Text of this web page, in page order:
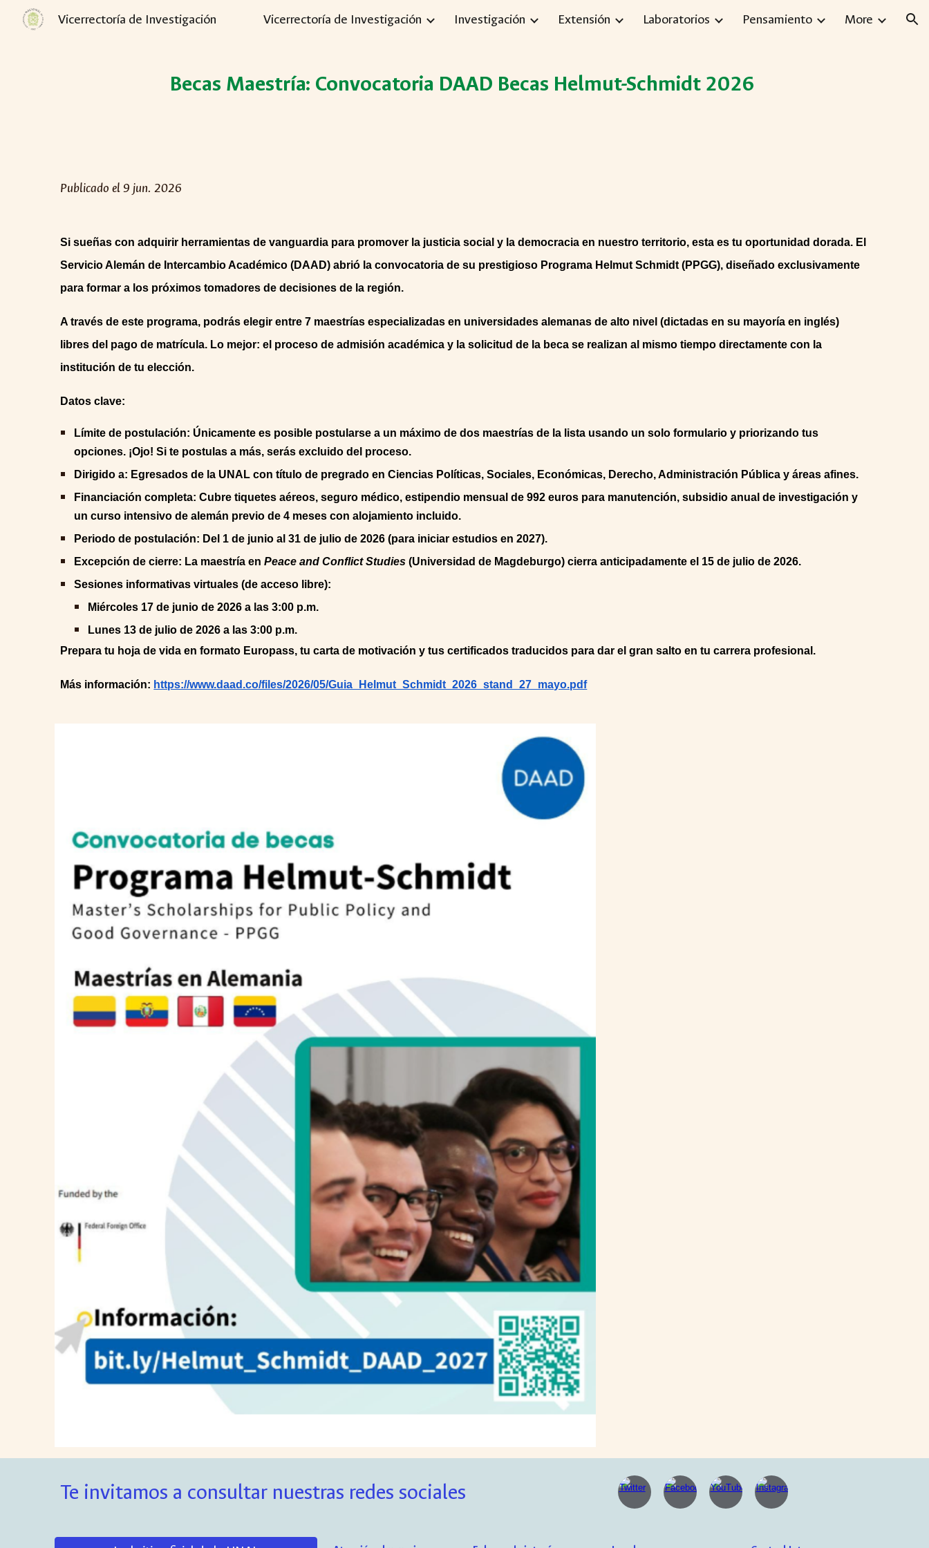
Skip to main content Skip to navigation
Vicerrectoría de Investigación Vicerrectoría de Investigación Investigación Extensión Laboratorios Pensamiento More
Becas Maestría: Convocatoria DAAD Becas Helmut-Schmidt 2026
Publicado el9 jun. 2026
Si sueñas con adquirir herramientas de vanguardia para promover la justicia social y la democracia en nuestro territorio, esta es tu oportunidad dorada. El
Servicio Alemán de Intercambio Académico (DAAD) abrió la convocatoria de su prestigioso Programa Helmut Schmidt (PPGG), diseñado exclusivamente
para formar a los próximos tomadores de decisiones de la región.
A través de este programa, podrás elegir entre 7 maestrías especializadas en universidades alemanas de alto nivel (dictadas en su mayoría en inglés)
libres del pago de matrícula. Lo mejor: el proceso de admisión académica y la solicitud de la beca se realizan al mismo tiempo directamente con la
institución de tu elección.
Datos clave:
Límite de postulación: Únicamente es posible postularse a un máximo de dos maestrías de la lista usando un solo formulario y priorizando tus
opciones. ¡Ojo! Si te postulas a más, serás excluido del proceso.
Dirigido a: Egresados de la UNAL con título de pregrado en Ciencias Políticas, Sociales, Económicas, Derecho, Administración Pública y áreas afines.
Financiación completa: Cubre tiquetes aéreos, seguro médico, estipendio mensual de 992 euros para manutención, subsidio anual de investigación y
un curso intensivo de alemán previo de 4 meses con alojamiento incluido.
Periodo de postulación: Del 1 de junio al 31 de julio de 2026 (para iniciar estudios en 2027).
Excepción de cierre: La maestría enPeace and Conflict Studies (Universidad de Magdeburgo) cierra anticipadamente el 15 de julio de 2026.
Sesiones informativas virtuales (de acceso libre):
Miércoles 17 de junio de 2026 a las 3:00 p.m.
Lunes 13 de julio de 2026 a las 3:00 p.m.
Prepara tu hoja de vida en formato Europass, tu carta de motivación y tus certificados traducidos para dar el gran salto en tu carrera profesional.
Más información: https://www.daad.co/files/2026/05/Guia_Helmut_Schmidt_2026_stand_27_mayo.pdf
Te invitamos a consultar nuestras redes sociales